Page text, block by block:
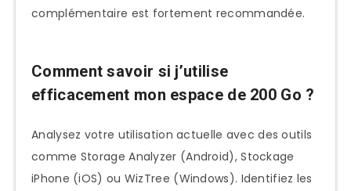
complémentaire est fortement recommandée.
Comment savoir si j’utilise
efficacement mon espace de 200 Go ?
Analysez votre utilisation actuelle avec des outils
comme Storage Analyzer (Android), Stockage
iPhone (iOS) ou WizTree (Windows). Identifiez les